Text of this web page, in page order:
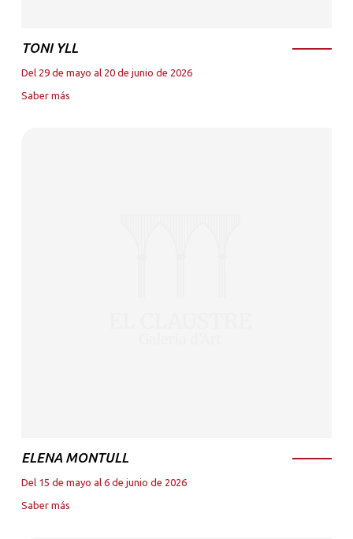
TONI YLL
Del 29 de mayo al 20 de junio de 2026
Saber más
ELENA MONTULL
Del 15 de mayo al 6 de junio de 2026
Saber más